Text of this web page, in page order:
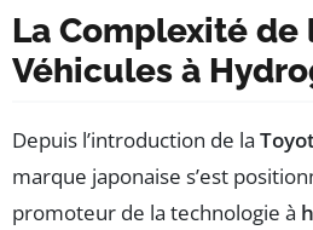
La Complexité de
Véhicules à
Depuis l’introduction de la
marque japonaise s’est
promoteur de la technologie à